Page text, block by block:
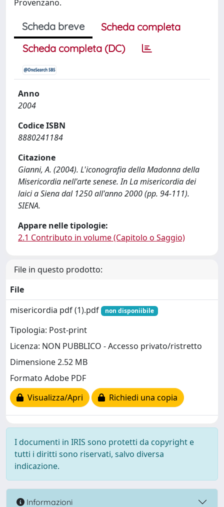
Provenzano.
Scheda breve
Scheda completa
Scheda completa (DC)
Anno
2004
Codice ISBN
8880241184
Citazione
Gianni, A. (2004). L'iconografia della Madonna della
Misericordia nell'arte senese. In La misericordia dei
laici a Siena dal 1250 all'anno 2000 (pp. 94-111).
SIENA.
Appare nelle tipologie:
2.1 Contributo in volume (Capitolo o Saggio)
File in questo prodotto:
File
misericordia pdf (1).pdf
non disponiibile
Tipologia: Post-print
Licenza: NON PUBBLICO - Accesso privato/ristretto
Dimensione 2.52 MB
Formato Adobe PDF
Visualizza/Apri
Richiedi una copia
I documenti in IRIS sono protetti da copyright e
tutti i diritti sono riservati, salvo diversa
indicazione.
Informazioni